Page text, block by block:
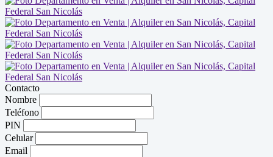
Contacto
Nombre
Teléfono
PIN
Celular
Email